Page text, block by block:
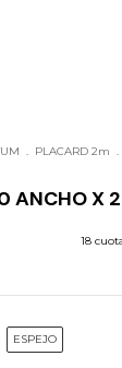
. PLACARD 2m .
ANCHO X
18
ESPEJO